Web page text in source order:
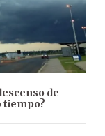
de
tiempo?